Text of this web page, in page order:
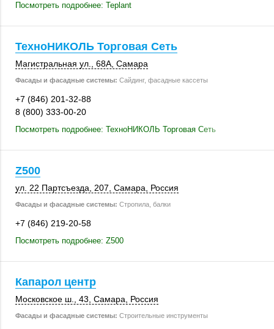
Посмотреть подробнее: Teplant
ТехноНИКОЛЬ Торговая Сеть
Магистральная ул. 68А Самара
Фасады и фасадные системы: Сайдинг, фасадные кассеты
+7 (846) 201-32-88
8 (800) 333-00-20
Посмотреть подробнее: ТехноНИКОЛЬ Торговая Сеть
Z500
ул. 22 Партсъезда 207 Самара Россия
Фасады и фасадные системы: Стропила, балки
+7 (846) 219-20-58
Посмотреть подробнее: Z500
Капарол центр
Московское ш., 43 Самара Россия
Фасады и фасадные системы: Строительные инструменты